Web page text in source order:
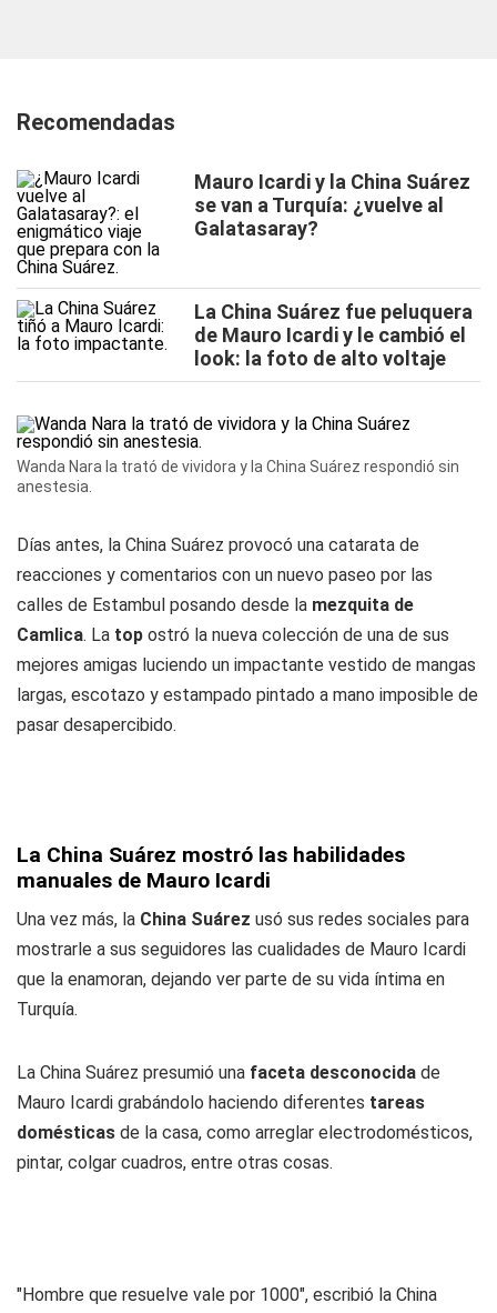
Recomendadas
Mauro Icardi y la China Suárez
se van a Turquía: ¿vuelve al
Galatasaray?
La China Suárez fue peluquera
de Mauro Icardi y le cambió el
look: la foto de alto voltaje
Wanda Nara la trató de vividora y la China Suárez respondió sin
anestesia.
Días antes, la China Suárez provocó una catarata de
reacciones y comentarios con un nuevo paseo por las
calles de Estambul posando desde la mezquita de
Camlica. La top ostró la nueva colección de una de sus
mejores amigas luciendo un impactante vestido de mangas
largas, escotazo y estampado pintado a mano imposible de
pasar desapercibido.
La China Suárez mostró las habilidades
manuales de Mauro Icardi
Una vez más, la China Suárez usó sus redes sociales para
mostrarle a sus seguidores las cualidades de Mauro Icardi
que la enamoran, dejando ver parte de su vida íntima en
Turquía.
La China Suárez presumió una faceta desconocida de
Mauro Icardi grabándolo haciendo diferentes tareas
domésticas de la casa, como arreglar electrodomésticos,
pintar, colgar cuadros, entre otras cosas.
"Hombre que resuelve vale por 1000", escribió la China